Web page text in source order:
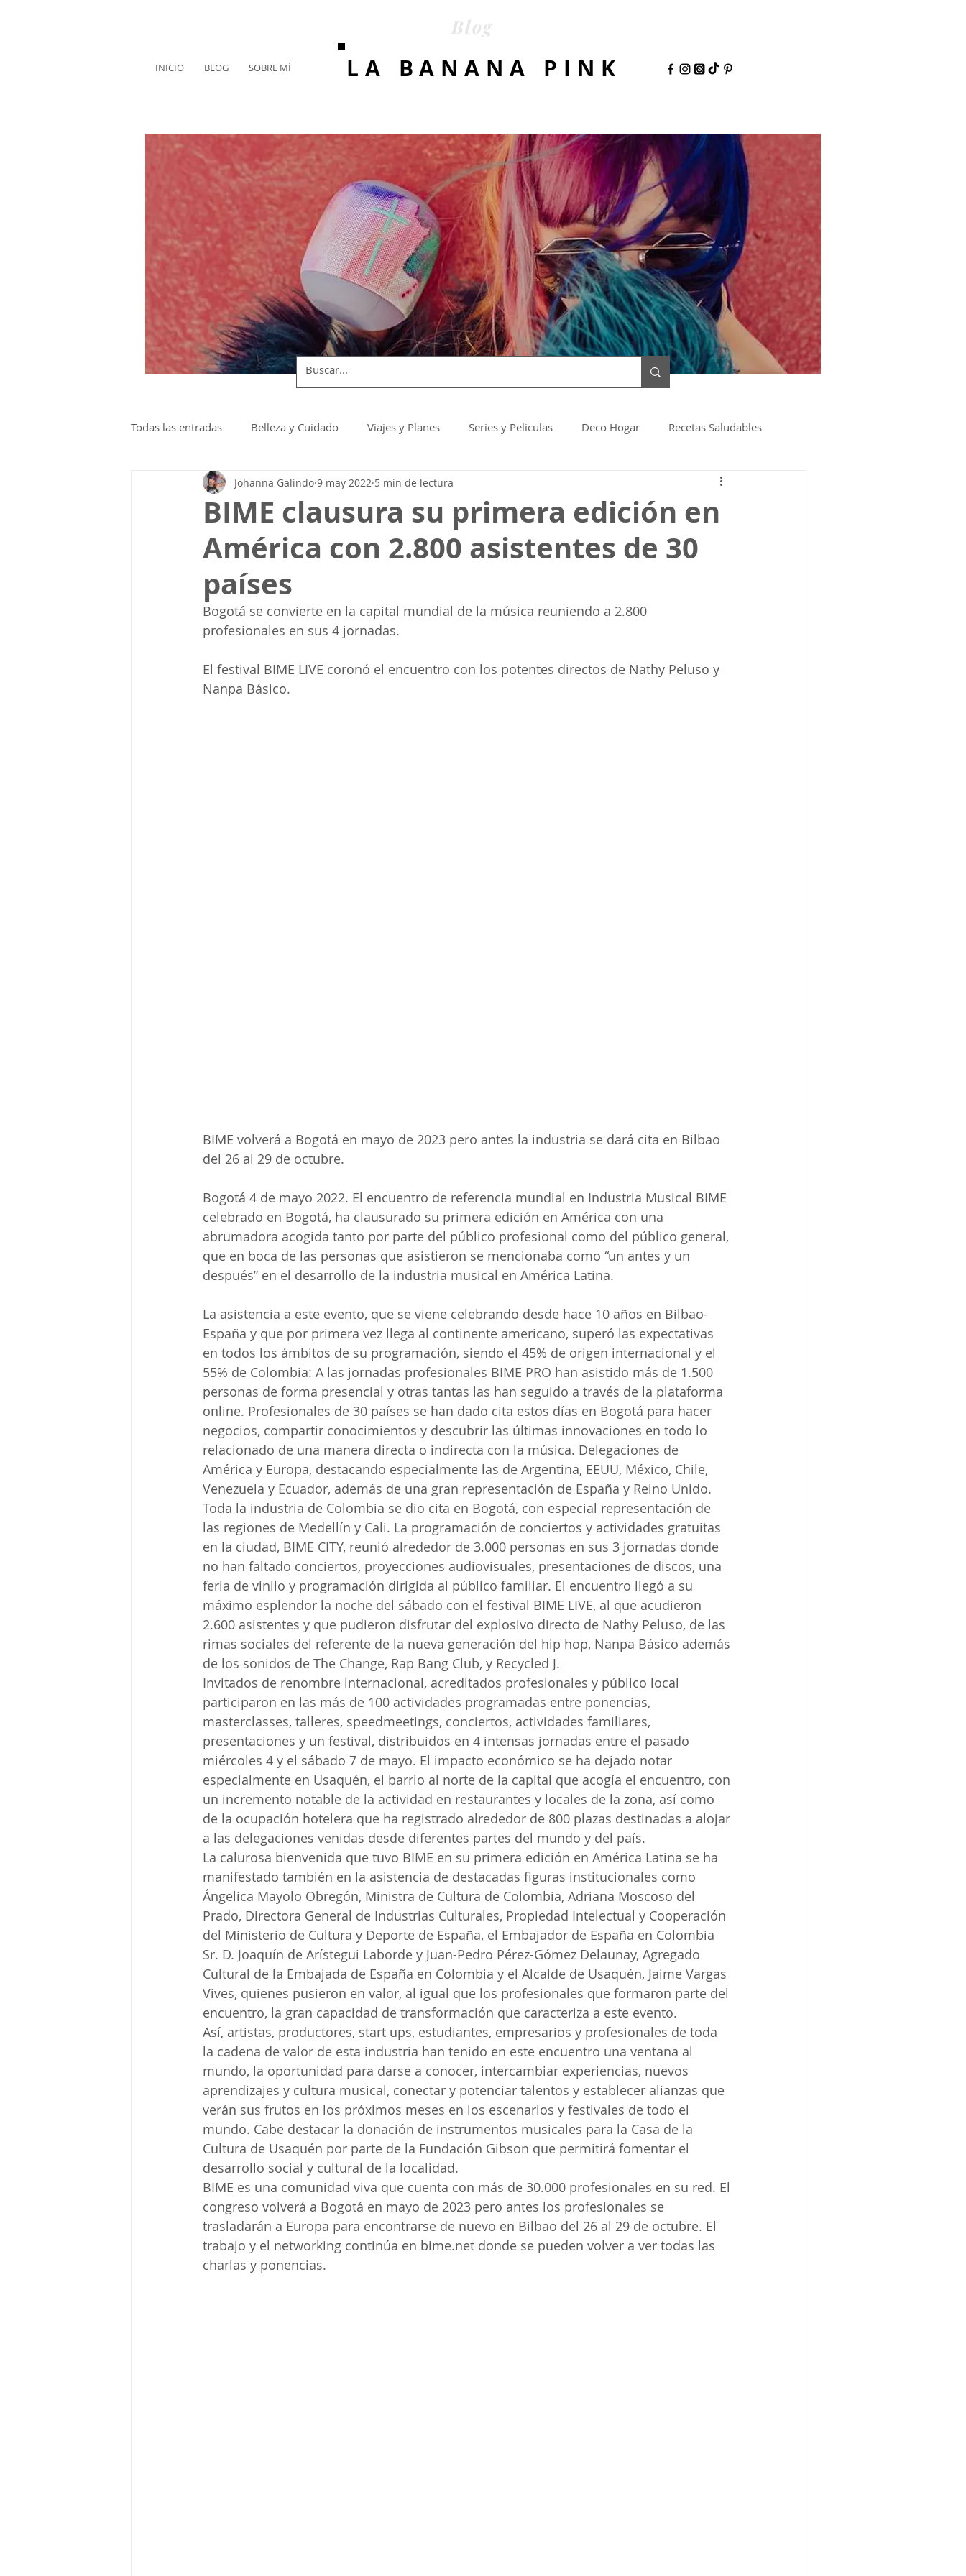
Blog
INICIO BLOG SOBRE MÍ LA BANANA PINK
Todas las entradas Belleza y Cuidado Viajes y Planes Series y Peliculas Deco Hogar Recetas Saludables
Lanzamientos y Eventos
BIME clausura su primera edición en
América con 2.800 asistentes de 30
países
Johanna Galindo 9 may 2022 5 min de lectura
Bogotá se convierte en la capital mundial de la música reuniendo a 2.800
profesionales en sus 4 jornadas.
El festival BIME LIVE coronó el encuentro con los potentes directos de Nathy Peluso y
Nanpa Básico.
BIME volverá a Bogotá en mayo de 2023 pero antes la industria se dará cita en Bilbao
del 26 al 29 de octubre.
Bogotá 4 de mayo 2022. El encuentro de referencia mundial en Industria Musical BIME
celebrado en Bogotá, ha clausurado su primera edición en América con una
abrumadora acogida tanto por parte del público profesional como del público general,
que en boca de las personas que asistieron se mencionaba como “un antes y un
después” en el desarrollo de la industria musical en América Latina.
La asistencia a este evento, que se viene celebrando desde hace 10 años en Bilbao-
España y que por primera vez llega al continente americano, superó las expectativas
en todos los ámbitos de su programación, siendo el 45% de origen internacional y el
55% de Colombia: A las jornadas profesionales BIME PRO han asistido más de 1.500
personas de forma presencial y otras tantas las han seguido a través de la plataforma
online. Profesionales de 30 países se han dado cita estos días en Bogotá para hacer
negocios, compartir conocimientos y descubrir las últimas innovaciones en todo lo
relacionado de una manera directa o indirecta con la música. Delegaciones de
América y Europa, destacando especialmente las de Argentina, EEUU, México, Chile,
Venezuela y Ecuador, además de una gran representación de España y Reino Unido.
Toda la industria de Colombia se dio cita en Bogotá, con especial representación de
las regiones de Medellín y Cali. La programación de conciertos y actividades gratuitas
en la ciudad, BIME CITY, reunió alrededor de 3.000 personas en sus 3 jornadas donde
no han faltado conciertos, proyecciones audiovisuales, presentaciones de discos, una
feria de vinilo y programación dirigida al público familiar. El encuentro llegó a su
máximo esplendor la noche del sábado con el festival BIME LIVE, al que acudieron
2.600 asistentes y que pudieron disfrutar del explosivo directo de Nathy Peluso, de las
rimas sociales del referente de la nueva generación del hip hop, Nanpa Básico además
de los sonidos de The Change, Rap Bang Club, y Recycled J.
Invitados de renombre internacional, acreditados profesionales y público local
participaron en las más de 100 actividades programadas entre ponencias,
masterclasses, talleres, speedmeetings, conciertos, actividades familiares,
presentaciones y un festival, distribuidos en 4 intensas jornadas entre el pasado
miércoles 4 y el sábado 7 de mayo. El impacto económico se ha dejado notar
especialmente en Usaquén, el barrio al norte de la capital que acogía el encuentro, con
un incremento notable de la actividad en restaurantes y locales de la zona, así como
de la ocupación hotelera que ha registrado alrededor de 800 plazas destinadas a alojar
a las delegaciones venidas desde diferentes partes del mundo y del país.
La calurosa bienvenida que tuvo BIME en su primera edición en América Latina se ha
manifestado también en la asistencia de destacadas figuras institucionales como
Ángelica Mayolo Obregón, Ministra de Cultura de Colombia, Adriana Moscoso del
Prado, Directora General de Industrias Culturales, Propiedad Intelectual y Cooperación
del Ministerio de Cultura y Deporte de España, el Embajador de España en Colombia
Sr. D. Joaquín de Arístegui Laborde y Juan-Pedro Pérez-Gómez Delaunay, Agregado
Cultural de la Embajada de España en Colombia y el Alcalde de Usaquén, Jaime Vargas
Vives, quienes pusieron en valor, al igual que los profesionales que formaron parte del
encuentro, la gran capacidad de transformación que caracteriza a este evento.
Así, artistas, productores, start ups, estudiantes, empresarios y profesionales de toda
la cadena de valor de esta industria han tenido en este encuentro una ventana al
mundo, la oportunidad para darse a conocer, intercambiar experiencias, nuevos
aprendizajes y cultura musical, conectar y potenciar talentos y establecer alianzas que
verán sus frutos en los próximos meses en los escenarios y festivales de todo el
mundo. Cabe destacar la donación de instrumentos musicales para la Casa de la
Cultura de Usaquén por parte de la Fundación Gibson que permitirá fomentar el
desarrollo social y cultural de la localidad.
BIME es una comunidad viva que cuenta con más de 30.000 profesionales en su red. El
congreso volverá a Bogotá en mayo de 2023 pero antes los profesionales se
trasladarán a Europa para encontrarse de nuevo en Bilbao del 26 al 29 de octubre. El
trabajo y el networking continúa en bime.net donde se pueden volver a ver todas las
charlas y ponencias.